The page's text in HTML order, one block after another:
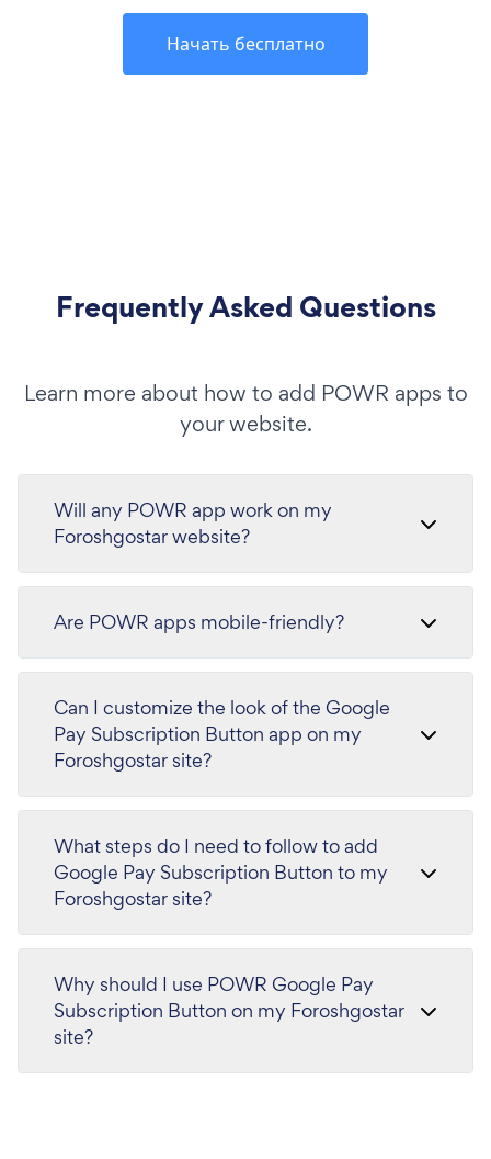
Начать бесплатно
Frequently Asked Questions
Learn more about how to add POWR apps to
your website.
Will any POWR app work on my
Foroshgostar website?
Are POWR apps mobile-friendly?
Can I customize the look of the Google
Pay Subscription Button app on my
Foroshgostar site?
What steps do I need to follow to add
Google Pay Subscription Button to my
Foroshgostar site?
Why should I use POWR Google Pay
Subscription Button on my Foroshgostar
site?